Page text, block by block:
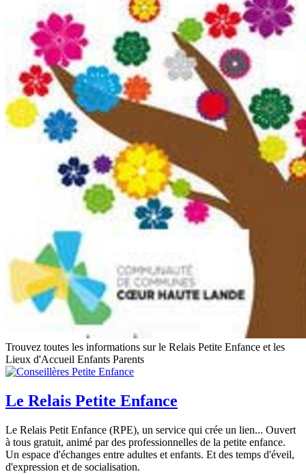
Trouvez toutes les informations sur le Relais Petite Enfance et les
Lieux d'Accueil Enfants Parents
Le Relais Petite Enfance
Le Relais Petit Enfance (RPE), un service qui crée un lien... Ouvert
à tous gratuit, animé par des professionnelles de la petite enfance.
Un espace d'échanges entre adultes et enfants. Et des temps d'éveil,
d'expression et de socialisation.